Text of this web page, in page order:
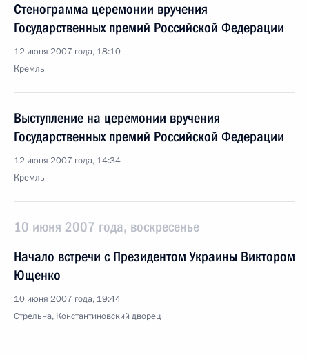
Стенограмма церемонии вручения
Государственных премий Российской Федерации
12 июня 2007 года, 18:10
Кремль
Выступление на церемонии вручения
Государственных премий Российской Федерации
12 июня 2007 года, 14:34
Кремль
10 июня 2007 года, воскресенье
Начало встречи с Президентом Украины Виктором
Ющенко
10 июня 2007 года, 19:44
Стрельна, Константиновский дворец